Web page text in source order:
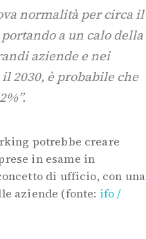
normalità per circa il
a un calo della
aziende e nei
2030, è probabile che
potrebbe creare
in esame in
di ufficio, con una
aziende (fonte: ifo /